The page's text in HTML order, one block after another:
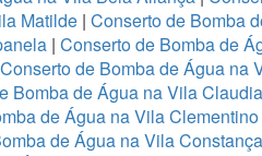
Matilde | Conserto de Bomba
| Conserto de Bomba de
Conserto de Bomba de Água na
Bomba de Água na Vila Claudia
de Água na Vila Clementino
de Água na Vila